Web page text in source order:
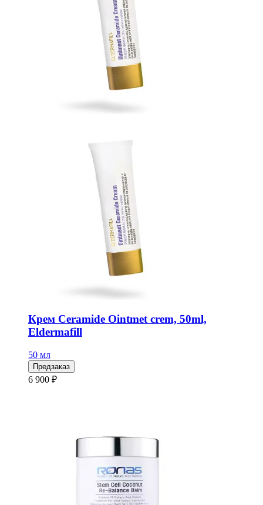
Крем Ceramide Ointmet crem, 50ml,
Eldermafill
50 мл
Предзаказ
6 900 ₽